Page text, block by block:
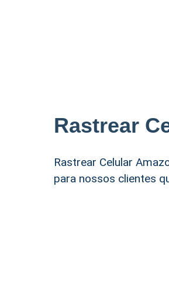
Rastrear
Rastrear Celular
para nossos clientes